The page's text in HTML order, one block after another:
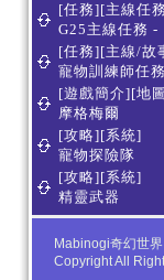
[任務][主線任
G25主線任務 -
[任務][主線/故
寵物訓練師任務
[遊戲簡介][地
摩格梅爾
[攻略][系統]
寵物探險隊
[攻略][系統]
精靈武器
Mabinogi奇幻世
Copyright All